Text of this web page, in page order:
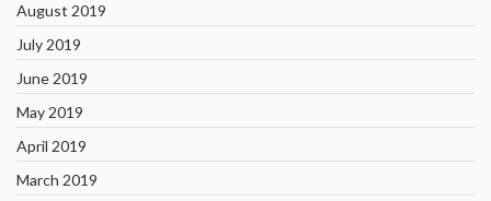
August 2019
July 2019
June 2019
May 2019
April 2019
March 2019